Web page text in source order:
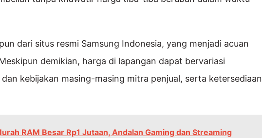
dari situs resmi Samsung Indonesia, yang menjadi acuan
demikian, harga di lapangan dapat bervariasi
kebijakan masing-masing mitra penjual, serta ketersediaan
RAM Besar Rp1 Jutaan, Andalan Gaming dan Streaming